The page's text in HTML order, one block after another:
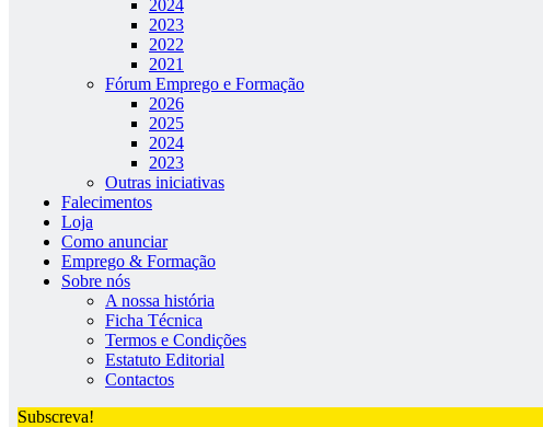
2024
2023
2022
2021
Fórum Emprego e Formação
2026
2025
2024
2023
Outras iniciativas
Falecimentos
Loja
Como anunciar
Emprego & Formação
Sobre nós
A nossa história
Ficha Técnica
Termos e Condições
Estatuto Editorial
Contactos
Subscreva!